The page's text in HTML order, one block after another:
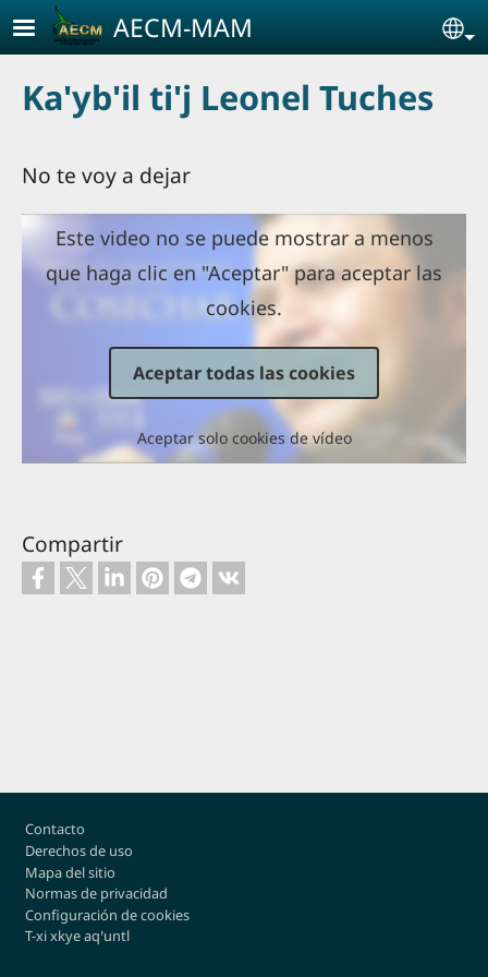
Pasar al contenido principal
AECM-MAM
Ka'yb'il ti'j Leonel Tuches
No te voy a dejar
Este video no se puede mostrar a menos
que haga clic en "Aceptar" para aceptar las
cookies.
Aceptar todas las cookies
Aceptar solo cookies de vídeo
Compartir
Footer
Contacto
Derechos de uso
Mapa del sitio
Normas de privacidad
Configuración de cookies
T-xi xkye aqꞌuntl